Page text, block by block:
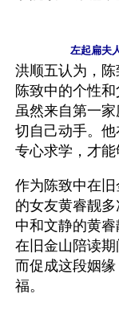
左起扁夫
洪顺五认为，陈
陈致中的个性
虽然来自第一
切自己动手。
专心求学，才能
作为陈致中在
的女友黄睿靓
中和文静的黄
在旧金山陪读
而促成这段姻
福。